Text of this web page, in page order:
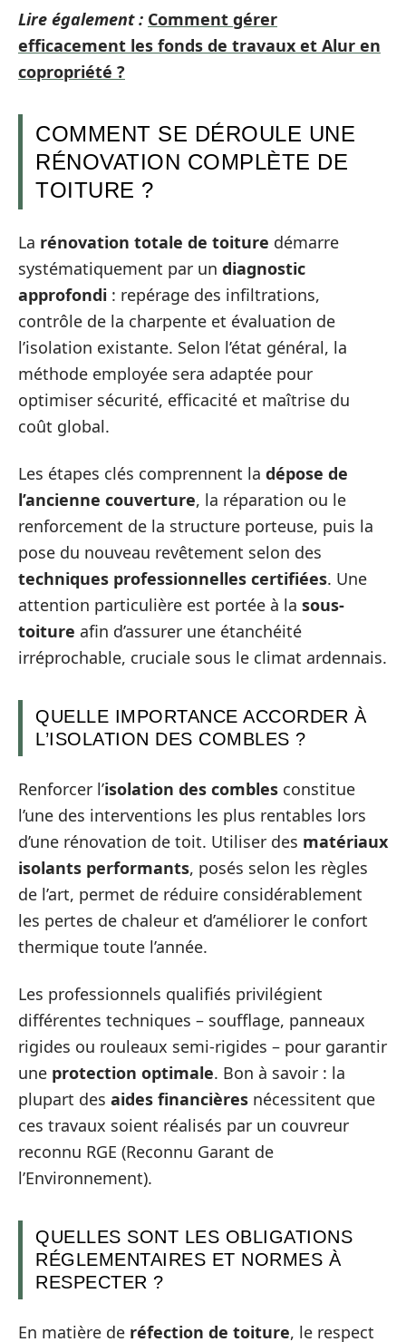
Lire également : Comment gérer
efficacement les fonds de travaux et Alur en
copropriété ?
COMMENT SE DÉROULE UNE
RÉNOVATION COMPLÈTE DE
TOITURE ?
La rénovation totale de toiture démarre
systématiquement par un diagnostic
approfondi : repérage des infiltrations,
contrôle de la charpente et évaluation de
l’isolation existante. Selon l’état général, la
méthode employée sera adaptée pour
optimiser sécurité, efficacité et maîtrise du
coût global.
Les étapes clés comprennent la dépose de
l’ancienne couverture, la réparation ou le
renforcement de la structure porteuse, puis la
pose du nouveau revêtement selon des
techniques professionnelles certifiées. Une
attention particulière est portée à la sous-
toiture afin d’assurer une étanchéité
irréprochable, cruciale sous le climat ardennais.
QUELLE IMPORTANCE ACCORDER À
L’ISOLATION DES COMBLES ?
Renforcer l’isolation des combles constitue
l’une des interventions les plus rentables lors
d’une rénovation de toit. Utiliser des matériaux
isolants performants, posés selon les règles
de l’art, permet de réduire considérablement
les pertes de chaleur et d’améliorer le confort
thermique toute l’année.
Les professionnels qualifiés privilégient
différentes techniques – soufflage, panneaux
rigides ou rouleaux semi-rigides – pour garantir
une protection optimale. Bon à savoir : la
plupart des aides financières nécessitent que
ces travaux soient réalisés par un couvreur
reconnu RGE (Reconnu Garant de
l’Environnement).
QUELLES SONT LES OBLIGATIONS
RÉGLEMENTAIRES ET NORMES À
RESPECTER ?
En matière de réfection de toiture, le respect